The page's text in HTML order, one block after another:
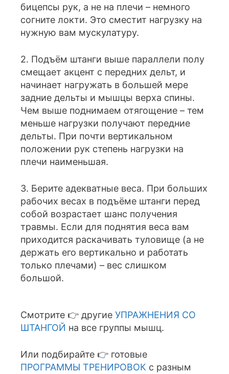
бицепсы рук, а не на плечи – немного
согните локти. Это сместит нагрузку на
нужную вам мускулатуру.
2. Подъём штанги выше параллели полу
смещает акцент с передних дельт, и
начинает нагружать в большей мере
задние дельты и мышцы верха спины.
Чем выше поднимаем отягощение – тем
меньше нагрузки получают передние
дельты. При почти вертикальном
положении рук степень нагрузки на
плечи наименьшая.
3. Берите адекватные веса. При больших
рабочих весах в подъёме штанги перед
собой возрастает шанс получения
травмы. Если для поднятия веса вам
приходится раскачивать туловище (а не
держать его вертикально и работать
только плечами) – вес слишком
большой.
Смотрите 👉 другие УПРАЖНЕНИЯ СО
ШТАНГОЙ на все группы мышц.
Или подбирайте 👉 готовые
ПРОГРАММЫ ТРЕНИРОВОК с разным